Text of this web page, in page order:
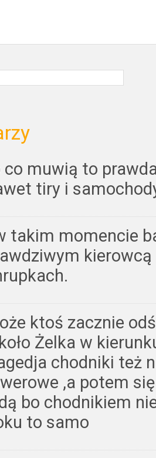
co muwią to
tiry i
takim momencie
ktoś zacznie
Żelka w
chodniki też
,a potem
bo chodnikiem
to samo